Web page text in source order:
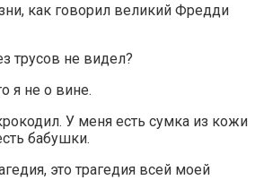
как говорил великий Фредди
трусов не видел?
я не о вине.
У меня есть сумка из кожи
бабушки.
это трагедия всей моей